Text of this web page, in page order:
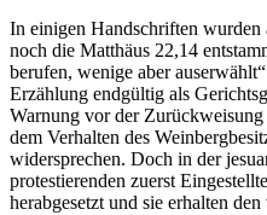
In einigen Handschriften wurden
noch die Matthäus 22,14
berufen, wenige aber
Erzählung endgültig als
Warnung vor der
dem Verhalten des
widersprechen. Doch in der
protestierenden zuerst
herabgesetzt und sie erhalten